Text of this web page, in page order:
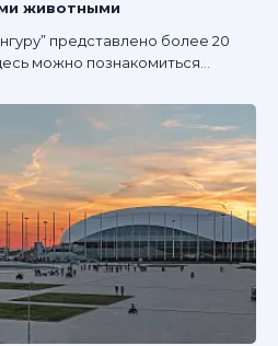
животными
представлено более 20
можно познакомиться...